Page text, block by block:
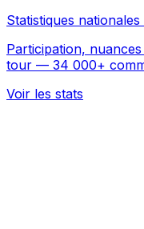
Statistiques
Participation,
tour — 34 000+
Voir les stats